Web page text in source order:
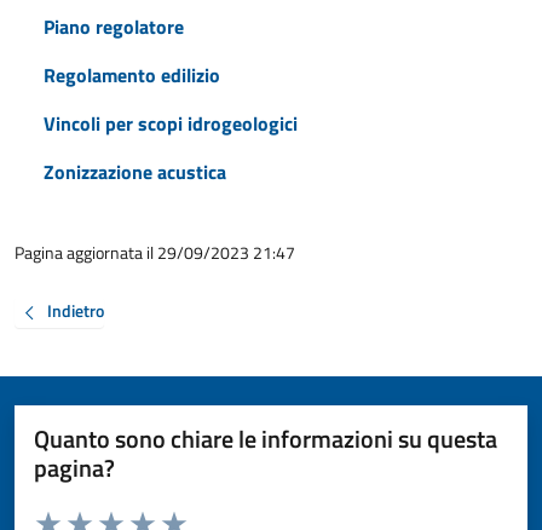
Piano regolatore
Regolamento edilizio
Vincoli per scopi idrogeologici
Zonizzazione acustica
Pagina aggiornata il 29/09/2023 21:47
Indietro
Quanto sono chiare le informazioni su questa
pagina?
Valuta da 1 a 5 stelle la pagina